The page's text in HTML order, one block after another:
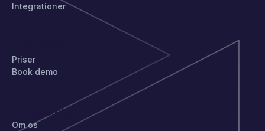
Integrationer
Priser
Book demo
VIRKSOMHED
Om os